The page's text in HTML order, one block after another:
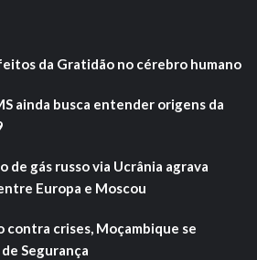
da Gratidão no cérebro humano
ainda busca entender origens da
de gás russo via Ucrânia agrava
Europa e Moscou
contra crises, Moçambique se
Segurança